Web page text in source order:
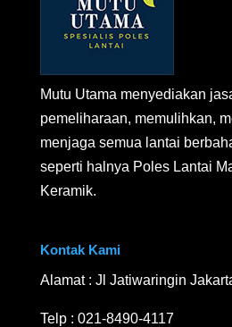
Mutu Utama menyediakan
pemeliharaan, memulihkan,
menjaga semua lantai
seperti halnya Poles Lantai
Keramik.
Kontak Kami
Alamat : Jl Jatiwaringin
Telp : 021-8490-4117